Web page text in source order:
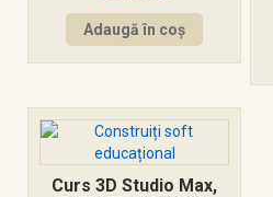
Adaugă în coș
Curs 3D Studio Max,